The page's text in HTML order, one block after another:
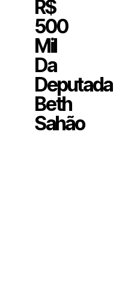
R$
500
Mil
Da
Deputada
Beth
Sahão